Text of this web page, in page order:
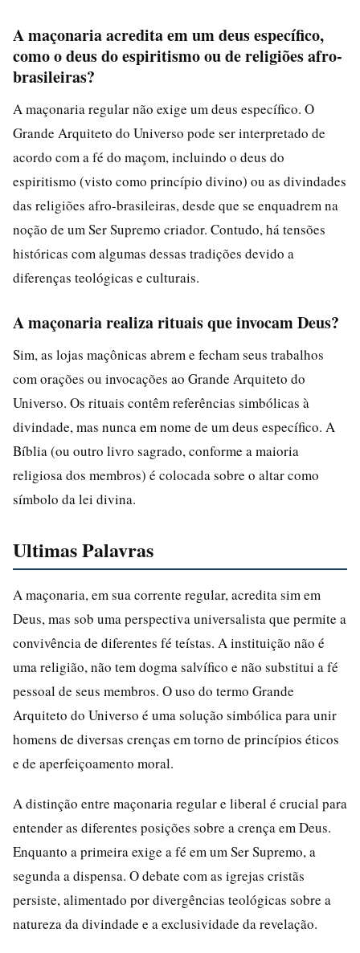
A maçonaria acredita em um deus específico,
como o deus do espiritismo ou de religiões afro-
brasileiras?
A maçonaria regular não exige um deus específico. O
Grande Arquiteto do Universo pode ser interpretado de
acordo com a fé do maçom, incluindo o deus do
espiritismo (visto como princípio divino) ou as divindades
das religiões afro-brasileiras, desde que se enquadrem na
noção de um Ser Supremo criador. Contudo, há tensões
históricas com algumas dessas tradições devido a
diferenças teológicas e culturais.
A maçonaria realiza rituais que invocam Deus?
Sim, as lojas maçônicas abrem e fecham seus trabalhos
com orações ou invocações ao Grande Arquiteto do
Universo. Os rituais contêm referências simbólicas à
divindade, mas nunca em nome de um deus específico. A
Bíblia (ou outro livro sagrado, conforme a maioria
religiosa dos membros) é colocada sobre o altar como
símbolo da lei divina.
Ultimas Palavras
A maçonaria, em sua corrente regular, acredita sim em
Deus, mas sob uma perspectiva universalista que permite a
convivência de diferentes fé teístas. A instituição não é
uma religião, não tem dogma salvífico e não substitui a fé
pessoal de seus membros. O uso do termo Grande
Arquiteto do Universo é uma solução simbólica para unir
homens de diversas crenças em torno de princípios éticos
e de aperfeiçoamento moral.
A distinção entre maçonaria regular e liberal é crucial para
entender as diferentes posições sobre a crença em Deus.
Enquanto a primeira exige a fé em um Ser Supremo, a
segunda a dispensa. O debate com as igrejas cristãs
persiste, alimentado por divergências teológicas sobre a
natureza da divindade e a exclusividade da revelação.